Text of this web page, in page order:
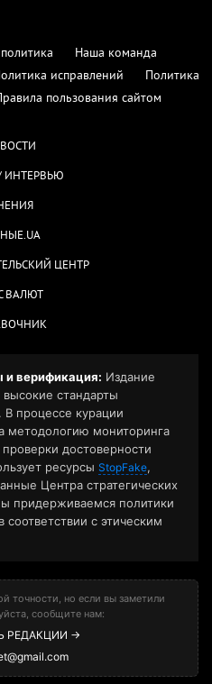
Наша команда
исправлений
Политика
пользования сайтом
ИНТЕРВЬЮ
ЦЕНТР
ВАЛЮТ
и верификация: Издание
стандарты
процессе курации
методологию мониторинга
достоверности
ресурсы StopFake,
Центра стратегических
придерживаемся политики
соответствии с этическим
точности, но если вы заметили
сообщите нам:
РЕДАКЦИИ →